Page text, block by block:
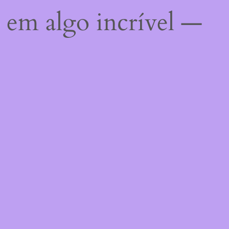
em algo incrível —